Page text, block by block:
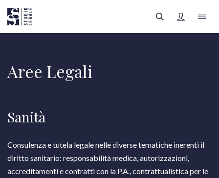
FOCUS SANITÀ
Tutte le categorie
Aree Legali
Sanità
Consulenza e tutela legale nelle diverse tematiche inerenti il
diritto sanitario: responsabilità medica, autorizzazioni,
accreditamenti e contratti con la P.A., contrattualistica per le